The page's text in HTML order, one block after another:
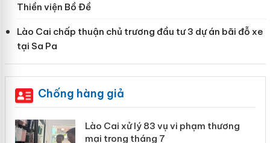
Thiền viện Bồ Đề
Lào Cai chấp thuận chủ trương đầu tư 3 dự án bãi đỗ xe
tại Sa Pa
Chống hàng giả
Lào Cai xử lý 83 vụ vi phạm thương
mại trong tháng 7